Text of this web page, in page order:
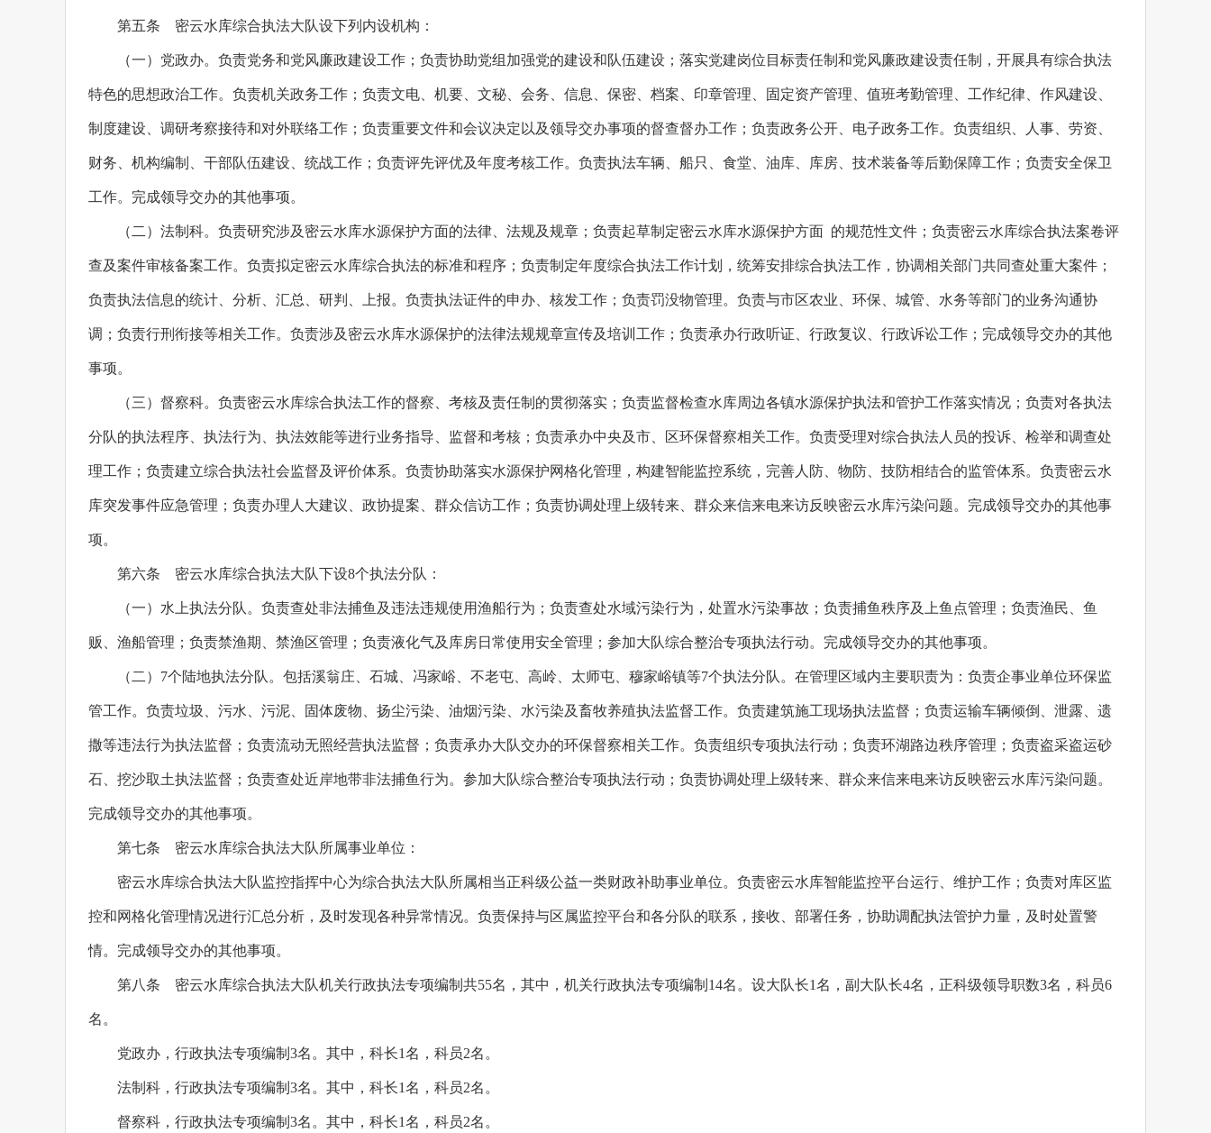
第五条 密云水库综合执法大队设下列内设机构：
（一）党政办。负责党务和党风廉政建设工作；负责协助党组加强党的建设和队伍建设；落实党建岗位目标责任制和党风廉政建设责任制，开展具有综合执法
特色的思想政治工作。负责机关政务工作；负责文电、机要、文秘、会务、信息、保密、档案、印章管理、固定资产管理、值班考勤管理、工作纪律、作风建设、
制度建设、调研考察接待和对外联络工作；负责重要文件和会议决定以及领导交办事项的督查督办工作；负责政务公开、电子政务工作。负责组织、人事、劳资、
财务、机构编制、干部队伍建设、统战工作；负责评先评优及年度考核工作。负责执法车辆、船只、食堂、油库、库房、技术装备等后勤保障工作；负责安全保卫
工作。完成领导交办的其他事项。
（二）法制科。负责研究涉及密云水库水源保护方面的法律、法规及规章；负责起草制定密云水库水源保护方面 的规范性文件；负责密云水库综合执法案卷评
查及案件审核备案工作。负责拟定密云水库综合执法的标准和程序；负责制定年度综合执法工作计划，统筹安排综合执法工作，协调相关部门共同查处重大案件；
负责执法信息的统计、分析、汇总、研判、上报。负责执法证件的申办、核发工作；负责罚没物管理。负责与市区农业、环保、城管、水务等部门的业务沟通协
调；负责行刑衔接等相关工作。负责涉及密云水库水源保护的法律法规规章宣传及培训工作；负责承办行政听证、行政复议、行政诉讼工作；完成领导交办的其他
事项。
（三）督察科。负责密云水库综合执法工作的督察、考核及责任制的贯彻落实；负责监督检查水库周边各镇水源保护执法和管护工作落实情况；负责对各执法
分队的执法程序、执法行为、执法效能等进行业务指导、监督和考核；负责承办中央及市、区环保督察相关工作。负责受理对综合执法人员的投诉、检举和调查处
理工作；负责建立综合执法社会监督及评价体系。负责协助落实水源保护网格化管理，构建智能监控系统，完善人防、物防、技防相结合的监管体系。负责密云水
库突发事件应急管理；负责办理人大建议、政协提案、群众信访工作；负责协调处理上级转来、群众来信来电来访反映密云水库污染问题。完成领导交办的其他事
项。
第六条 密云水库综合执法大队下设8个执法分队：
（一）水上执法分队。负责查处非法捕鱼及违法违规使用渔船行为；负责查处水域污染行为，处置水污染事故；负责捕鱼秩序及上鱼点管理；负责渔民、鱼
贩、渔船管理；负责禁渔期、禁渔区管理；负责液化气及库房日常使用安全管理；参加大队综合整治专项执法行动。完成领导交办的其他事项。
（二）7个陆地执法分队。包括溪翁庄、石城、冯家峪、不老屯、高岭、太师屯、穆家峪镇等7个执法分队。在管理区域内主要职责为：负责企事业单位环保监
管工作。负责垃圾、污水、污泥、固体废物、扬尘污染、油烟污染、水污染及畜牧养殖执法监督工作。负责建筑施工现场执法监督；负责运输车辆倾倒、泄露、遗
撒等违法行为执法监督；负责流动无照经营执法监督；负责承办大队交办的环保督察相关工作。负责组织专项执法行动；负责环湖路边秩序管理；负责盗采盗运砂
石、挖沙取土执法监督；负责查处近岸地带非法捕鱼行为。参加大队综合整治专项执法行动；负责协调处理上级转来、群众来信来电来访反映密云水库污染问题。
完成领导交办的其他事项。
第七条 密云水库综合执法大队所属事业单位：
密云水库综合执法大队监控指挥中心为综合执法大队所属相当正科级公益一类财政补助事业单位。负责密云水库智能监控平台运行、维护工作；负责对库区监
控和网格化管理情况进行汇总分析，及时发现各种异常情况。负责保持与区属监控平台和各分队的联系，接收、部署任务，协助调配执法管护力量，及时处置警
情。完成领导交办的其他事项。
第八条 密云水库综合执法大队机关行政执法专项编制共55名，其中，机关行政执法专项编制14名。设大队长1名，副大队长4名，正科级领导职数3名，科员6
名。
党政办，行政执法专项编制3名。其中，科长1名，科员2名。
法制科，行政执法专项编制3名。其中，科长1名，科员2名。
督察科，行政执法专项编制3名。其中，科长1名，科员2名。